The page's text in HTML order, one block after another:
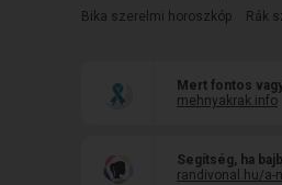
Bika szerelmi horoszkóp
Rák
Mert fontos
mehnyakrak.info
Segítség, ha
randivonal.hu/a-